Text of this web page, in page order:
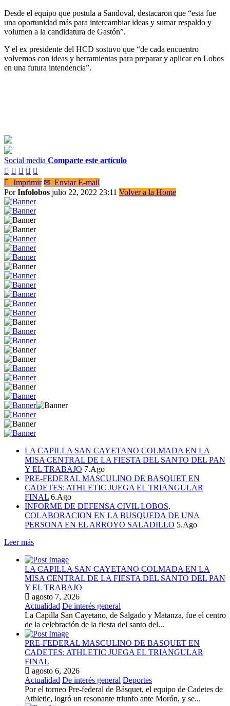
Desde el equipo que postula a Sandoval, destacaron que “esta fue
una oportunidad más para intercambiar ideas y sumar respaldo y
volumen a la candidatura de Gastón”.
Y el ex presidente del HCD sostuvo que “de cada encuentro
volvemos con ideas y herramientas para preparar y aplicar en Lobos
en una futura intendencia”.
Social media Comparte este artículo
    
 Imprimir ✉ Enviar E-mail
PorInfolobos julio 22, 2022 23:11 Volver a la Home
LA CAPILLA SAN CAYETANO COLMADA EN LA
MISA CENTRAL DE LA FIESTA DEL SANTO DEL PAN
Y EL TRABAJO 7.Ago
PRE-FEDERAL MASCULINO DE BASQUET EN
CADETES: ATHLETIC JUEGA EL TRIANGULAR
FINAL 6.Ago
INFORME DE DEFENSA CIVIL LOBOS,
COLABORACION EN LA BUSQUEDA DE UNA
PERSONA EN EL ARROYO SALADILLO 5.Ago
Leer más
LA CAPILLA SAN CAYETANO COLMADA EN LA
MISA CENTRAL DE LA FIESTA DEL SANTO DEL PAN
Y EL TRABAJO
agosto 7, 2026
Actualidad De interés general
La Capilla San Cayetano, de Salgado y Matanza, fue el centro
de la celebración de la fiesta del santo del...
PRE-FEDERAL MASCULINO DE BASQUET EN
CADETES: ATHLETIC JUEGA EL TRIANGULAR
FINAL
agosto 6, 2026
Actualidad De interés general Deportes
Por el torneo Pre-federal de Básquet, el equipo de Cadetes de
Athletic, logró un resonante triunfo ante Morón, y se...